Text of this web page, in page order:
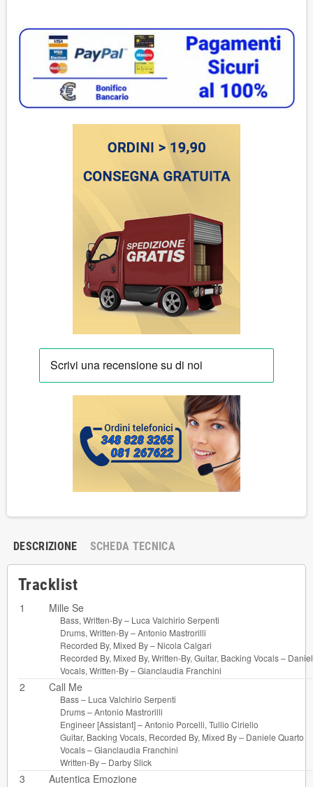
DESCRIZIONE SCHEDA TECNICA
Tracklist
1 Mille Se
Bass, Written-By – Luca Valchirio Serpenti
Drums, Written-By –Antonio Mastrorilli
Recorded By, Mixed By – Nicola Calgari
Recorded By, Mixed By, Written-By, Guitar, Backing Vocals –
Vocals, Written-By –Gianclaudia Franchini
2 Call Me
Bass – Luca Valchirio Serpenti
Drums –Antonio Mastrorilli
Engineer [Assistant] –Antonio Porcelli, Tullio Ciriello
Guitar, Backing Vocals, Recorded By, Mixed By – Daniele Quarto
Vocals –Gianclaudia Franchini
Written-By – Darby Slick
3 Autentica Emozione